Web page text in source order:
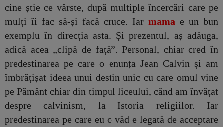
cine știe ce vârste, după multiple încercări care pe
mulți îi fac să-și facă cruce. Iar mama e un bun
exemplu în direcția asta. Și prezentul, aș adăuga,
adică acea „clipă de față”. Personal, chiar cred în
predestinarea pe care o enunța Jean Calvin și am
îmbrățișat ideea unui destin unic cu care omul vine
pe Pământ chiar din timpul liceului, când am învățat
despre calvinism, la Istoria religiilor. Iar
predestinarea pe care eu o văd e legată de acceptare